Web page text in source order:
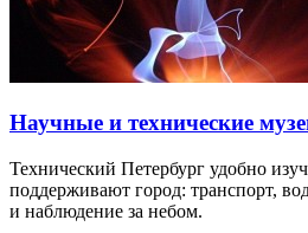
Научные и технические
Технический Петербург удобно
поддерживают город: транспорт,
и наблюдение за небом.